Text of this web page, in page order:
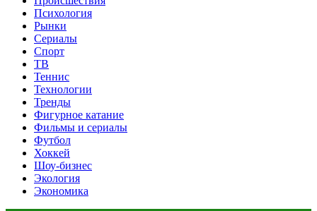
Психология
Рынки
Сериалы
Спорт
ТВ
Теннис
Технологии
Тренды
Фигурное катание
Фильмы и сериалы
Футбол
Хоккей
Шоу-бизнес
Экология
Экономика